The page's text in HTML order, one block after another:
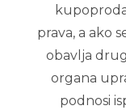
prava, a ako
obavlja
organa
podnosi